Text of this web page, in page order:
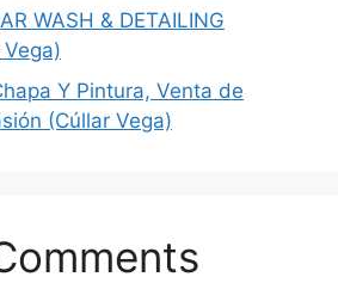
WASH & DETAILING
Vega)
Y Pintura, Venta de
(Cúllar Vega)